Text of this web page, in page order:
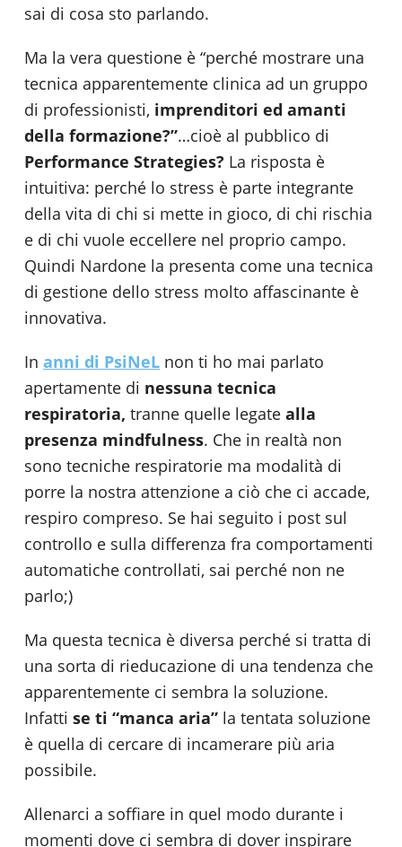
sai di cosa sto parlando.
Ma la vera questione è “perché mostrare una
tecnica apparentemente clinica ad un gruppo
di professionisti, imprenditori ed amanti
della formazione?”…cioè al pubblico di
Performance Strategies? La risposta è
intuitiva: perché lo stress è parte integrante
della vita di chi si mette in gioco, di chi rischia
e di chi vuole eccellere nel proprio campo.
Quindi Nardone la presenta come una tecnica
di gestione dello stress molto affascinante è
innovativa.
In anni di PsiNeL non ti ho mai parlato
apertamente di nessuna tecnica
respiratoria, tranne quelle legate alla
presenza mindfulness. Che in realtà non
sono tecniche respiratorie ma modalità di
porre la nostra attenzione a ciò che ci accade,
respiro compreso. Se hai seguito i post sul
controllo e sulla differenza fra comportamenti
automatiche controllati, sai perché non ne
parlo;)
Ma questa tecnica è diversa perché si tratta di
una sorta di rieducazione di una tendenza che
apparentemente ci sembra la soluzione.
Infatti se ti “manca aria” la tentata soluzione
è quella di cercare di incamerare più aria
possibile.
Allenarci a soffiare in quel modo durante i
momenti dove ci sembra di dover inspirare